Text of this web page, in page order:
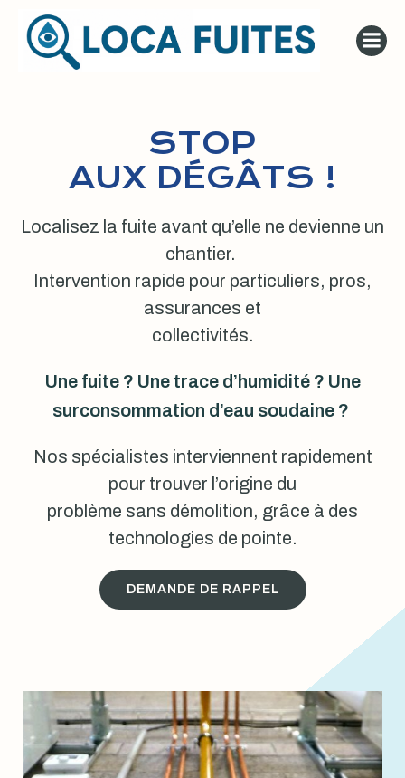
au
contenu
STOP
AUX DÉGÂTS !
Localisez la fuite avant qu’elle ne devienne un
chantier.
Intervention rapide pour particuliers, pros,
assurances et
collectivités.
Une fuite ? Une trace d’humidité ? Une
surconsommation d’eau soudaine ?
Nos spécialistes interviennent rapidement
pour trouver l’origine du
problème sans démolition, grâce à des
technologies de pointe.
DEMANDE DE RAPPEL